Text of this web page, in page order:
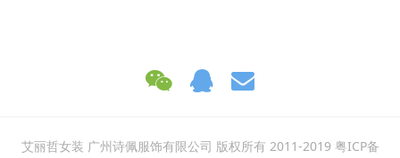
艾丽哲女装 广州诗佩服饰有限公司 版权所有 2011-2019 粤ICP备